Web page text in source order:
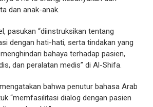
dan anak-anak.
pasukan “diinstruksikan tentang
dengan hati-hati, serta tindakan yang
bahaya terhadap pasien,
dan peralatan medis” di Al-Shifa.
bahwa penutur bahasa Arab
“memfasilitasi dialog dengan pasien